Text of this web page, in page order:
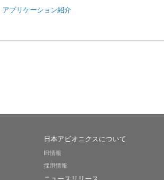
アプリケーション紹介
日本アビオニクスについて
IR情報
採用情報